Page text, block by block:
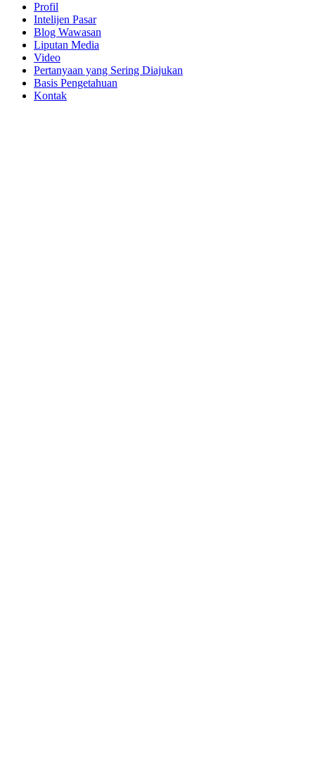
Profil
Intelijen Pasar
Blog Wawasan
Liputan Media
Video
Pertanyaan yang Sering Diajukan
Basis Pengetahuan
Kontak